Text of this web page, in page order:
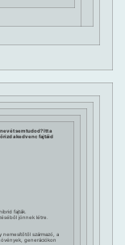
sem tudod? Itt a
a kedvenc fajtáid
fajták.
jönnek létre.
nemesítőtől származó, a
generációkon